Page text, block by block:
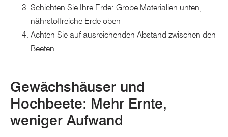
Schichten Sie Ihre Erde: Grobe Materialien unten,
nährstoffreiche Erde oben
Achten Sie auf ausreichenden Abstand zwischen den
Beeten
Gewächshäuser und
Hochbeete: Mehr Ernte,
weniger Aufwand